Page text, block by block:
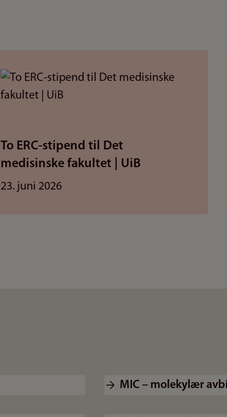
To ERC-stipend til Det
medisinske fakultet | UiB
23. juni 2026
MIC – molekylær